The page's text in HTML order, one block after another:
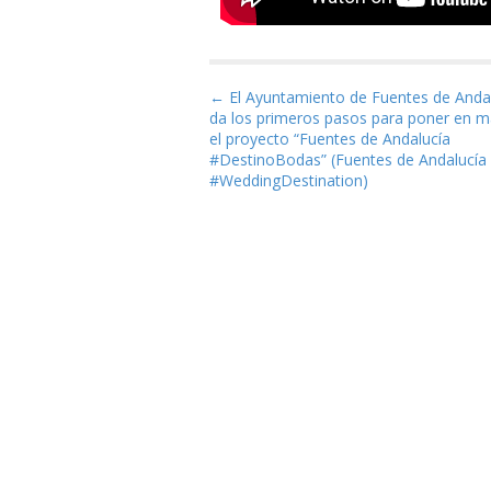
Navegación de
← El Ayuntamiento de Fuentes de
da los primeros pasos para poner en
el proyecto “Fuentes de Andalucía
#DestinoBodas” (Fuentes de Andalucía
#WeddingDestination)